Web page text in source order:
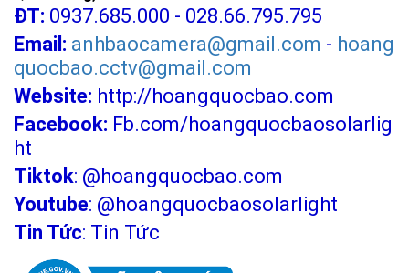
quốc, độ sáng mạnh
ĐT: 0937.685.000 - 028.66.795.795
Email: anhbaocamera@gmail.com - hoang
quocbao.cctv@gmail.com
Website: http://hoangquocbao.com
Facebook: Fb.com/hoangquocbaosolarlig
ht
Tiktok: @hoangquocbao.com
Youtube: @hoangquocbaosolarlight
Tin Tức: Tin Tức